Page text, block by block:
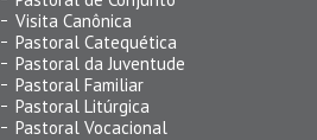
Visita Canônica
Pastoral Catequética
Pastoral da Juventude
Pastoral Familiar
Pastoral Litúrgica
Pastoral Vocacional